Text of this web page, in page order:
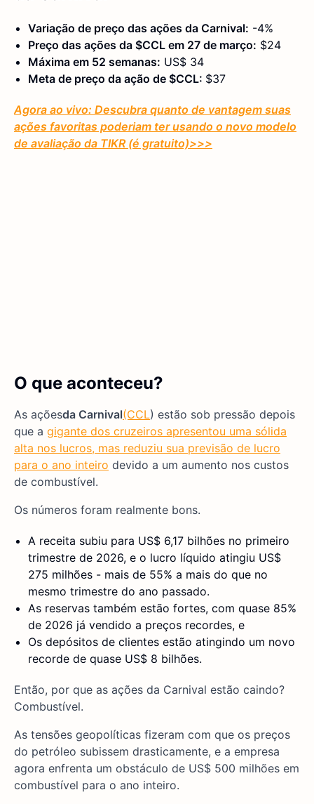
Variação de preço das ações da Carnival: -4%
Preço das ações da $CCL em 27 de março: $24
Máxima em 52 semanas: US$ 34
Meta de preço da ação de $CCL: $37
Agora ao vivo: Descubra quanto de vantagem suas
ações favoritas poderiam ter usando o novo modelo
de avaliação da TIKR (é gratuito)>>>
O que aconteceu?
As açõesda Carnival(CCL) estão sob pressão depois
que a gigante dos cruzeiros apresentou uma sólida
alta nos lucros, mas reduziu sua previsão de lucro
para o ano inteiro devido a um aumento nos custos
de combustível.
Os números foram realmente bons.
A receita subiu para US$ 6,17 bilhões no primeiro
trimestre de 2026, e o lucro líquido atingiu US$
275 milhões - mais de 55% a mais do que no
mesmo trimestre do ano passado.
As reservas também estão fortes, com quase 85%
de 2026 já vendido a preços recordes, e
Os depósitos de clientes estão atingindo um novo
recorde de quase US$ 8 bilhões.
Então, por que as ações da Carnival estão caindo?
Combustível.
As tensões geopolíticas fizeram com que os preços
do petróleo subissem drasticamente, e a empresa
agora enfrenta um obstáculo de US$ 500 milhões em
combustível para o ano inteiro.